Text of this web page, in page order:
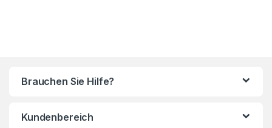
Brauchen Sie Hilfe?
Kundenbereich